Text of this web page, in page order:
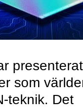
presenterat
som
teknik. Det